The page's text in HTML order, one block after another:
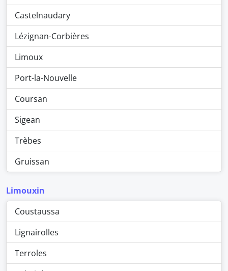
Castelnaudary
Lézignan-Corbières
Limoux
Port-la-Nouvelle
Coursan
Sigean
Trèbes
Gruissan
Limouxin
Coustaussa
Lignairolles
Terroles